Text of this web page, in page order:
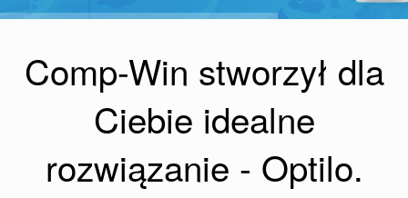
Comp-Win stworzył dla
Ciebie idealne
rozwiązanie - Optilo.